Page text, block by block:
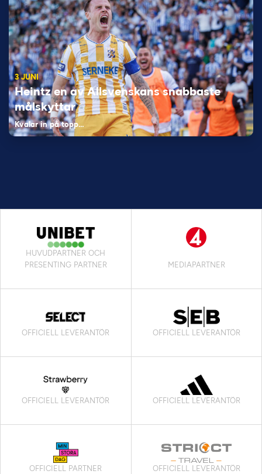
3 JUNI
Heintz en av Allsvenskans snabbaste
målskyttar
Kvalar in på topp…
HUVUDPARTNER OCH
PRESENTING PARTNER
MEDIAPARTNER
OFFICIELL LEVERANTÖR OFFICIELL LEVERANTÖR
OFFICIELL LEVERANTÖR OFFICIELL LEVERANTÖR
OFFICIELL PARTNER OFFICIELL LEVERANTÖR